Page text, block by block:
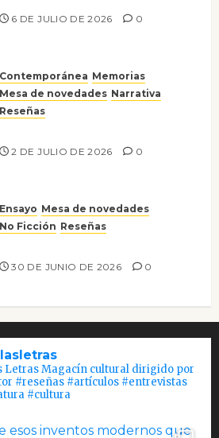
6 DE JULIO DE 2026 0
Contemporánea Memorias
Mesa de novedades Narrativa
Reseñas
2 DE JULIO DE 2026 0
Ensayo Mesa de novedades
No Ficción Reseñas
30 DE JUNIO DE 2026 0
Letras Magacín cultural dirigido por
#reseñas #artículos #entrevistas
#cultura